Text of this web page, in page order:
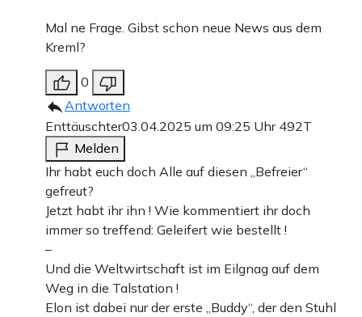
Mal ne Frage. Gibst schon neue News aus dem
Kreml?
0
Antworten
Enttäuschter03.04.2025 um 09:25 Uhr 492T
Melden
Ihr habt euch doch Alle auf diesen „Befreier“
gefreut?
Jetzt habt ihr ihn ! Wie kommentiert ihr doch
immer so treffend: Geleifert wie bestellt !
–
Und die Weltwirtschaft ist im Eilgnag auf dem
Weg in die Talstation !
Elon ist dabei nur der erste „Buddy“, der den Stuhl